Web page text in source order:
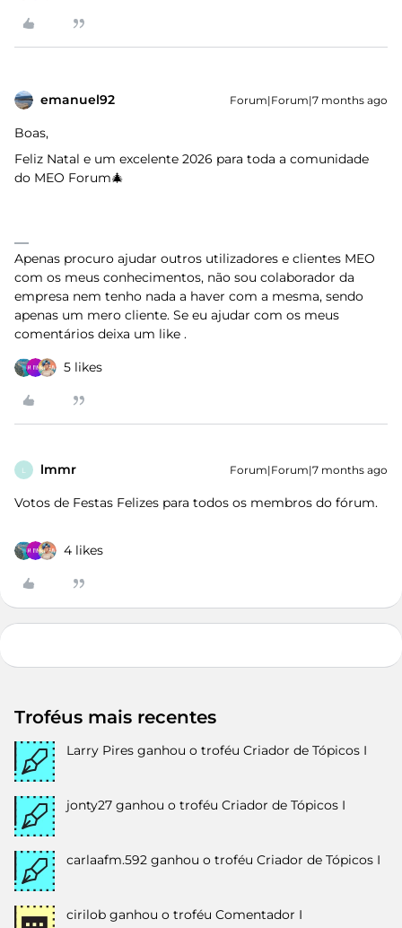
emanuel92 Forum|Forum|7 months ago
Boas,
Feliz Natal e um excelente 2026 para toda a comunidade
do MEO Forum🎄
Apenas procuro ajudar outros utilizadores e clientes MEO
com os meus conhecimentos, não sou colaborador da
empresa nem tenho nada a haver com a mesma, sendo
apenas um mero cliente. Se eu ajudar com os meus
comentários deixa um like .
5 likes
L lmmr Forum|Forum|7 months ago
Votos de Festas Felizes para todos os membros do fórum.
4 likes
Troféus mais recentes
Larry Pires ganhou o troféu Criador de Tópicos I
jonty27 ganhou o troféu Criador de Tópicos I
carlaafm.592 ganhou o troféu Criador de Tópicos I
cirilob ganhou o troféu Comentador I